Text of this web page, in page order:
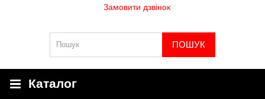
Замовити дзвінок
ПОШУК
Каталог